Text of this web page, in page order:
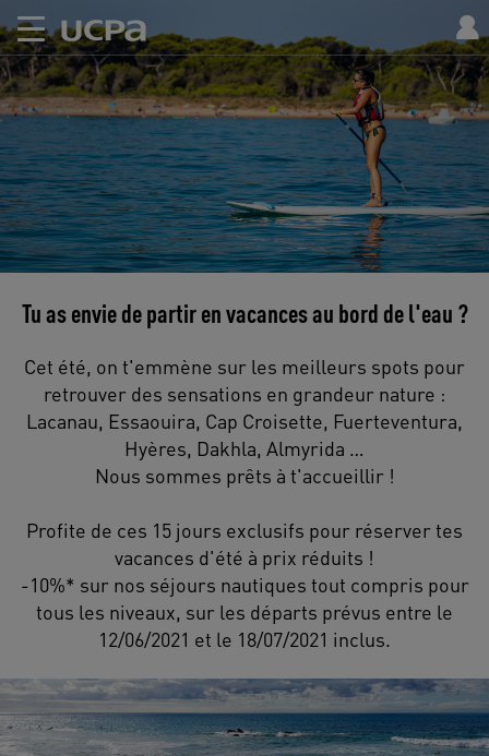
Tu as envie de partir en vacances au bord de l'eau ?
Cet été, on t'emmène sur les meilleurs spots pour
retrouver des sensations en grandeur nature :
Lacanau, Essaouira, Cap Croisette, Fuerteventura,
Hyères, Dakhla, Almyrida …
Nous sommes prêts à t'accueillir !
Profite de ces 15 jours exclusifs pour réserver tes
vacances d'été à prix réduits !
-10%* sur nos séjours nautiques tout compris pour
tous les niveaux, sur les départs prévus entre le
12/06/2021 et le 18/07/2021 inclus.